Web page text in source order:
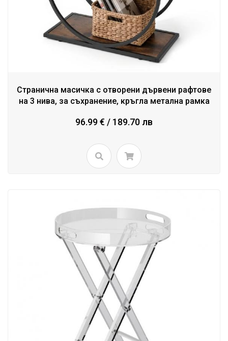
Странична масичка с отворени дървени рафтове
на 3 нива, за съхранение, кръгла метална рамка
96.99 € / 189.70 лв